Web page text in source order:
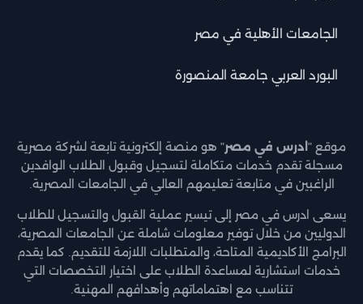
الجامعات الأهلية في مصر
البورد العربي جامعة المنصورة
موقع " ادرس في مصر" هو منصة إلكترونية تابعة لشركة مصرية
مسجلة تقدم خدمات متكاملة لتسجيل وقبول الطلاب الوافدين
الراغبين في متابعة تعليمهم العالي في الجامعات المصرية.
يسعى ادرس في مصر إلى تيسير عملية القبول والتسجيل للطلاب
الدوليين من خلال توفير معلومات شاملة عن الجامعات المصرية،
البرامج الأكاديمية المتاحة، والمتطلبات اللازمة للتقديم. كما يقدم
خدمات استشارية لمساعدة الطلاب على اختيار التخصصات التي
تتناسب مع اهتماماتهم وأهدافهم المهنية.